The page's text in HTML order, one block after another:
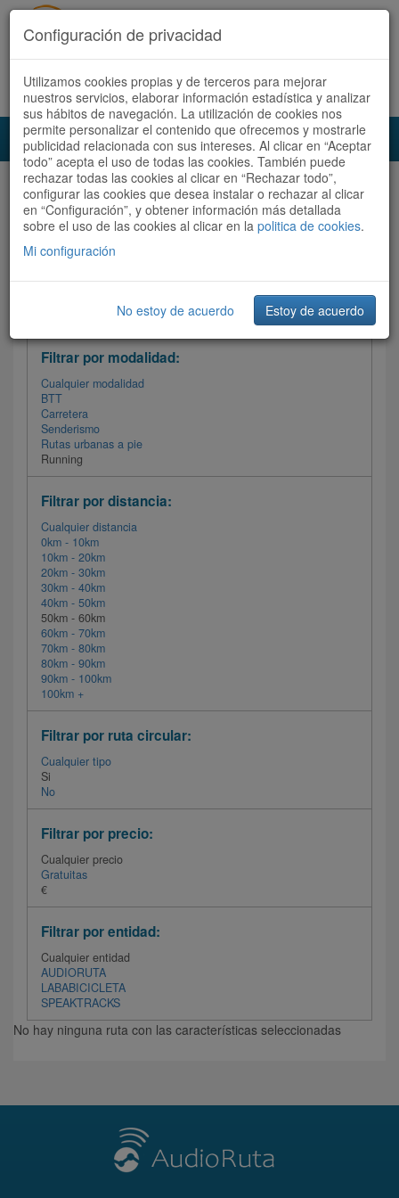
Acceder Registrate ahora Español | Català
Audioruta Todas las rutas
Todas las rutas Ordenar por:Más recientes
Filtrar las rutas
Filtrar por modalidad:
Cualquier modalidad
BTT
Carretera
Senderismo
Rutas urbanas a pie
Running
Filtrar por distancia:
Cualquier distancia
0km - 10km
10km - 20km
20km - 30km
30km - 40km
40km - 50km
50km - 60km
60km - 70km
70km - 80km
80km - 90km
90km - 100km
100km +
Filtrar por ruta circular:
Cualquier tipo
Si
No
Filtrar por precio:
Cualquier precio
Gratuitas
€
Filtrar por entidad:
Cualquier entidad
AUDIORUTA
LABABICICLETA
SPEAKTRACKS
No hay ninguna ruta con las características seleccionadas
Configuración de privacidad
Utilizamos cookies propias y de terceros para mejorar
nuestros servicios, elaborar información estadística y analizar
sus hábitos de navegación. La utilización de cookies nos
permite personalizar el contenido que ofrecemos y mostrarle
publicidad relacionada con sus intereses. Al clicar en “Aceptar
todo” acepta el uso de todas las cookies. También puede
rechazar todas las cookies al clicar en “Rechazar todo”,
configurar las cookies que desea instalar o rechazar al clicar
en “Configuración”, y obtener información más detallada
sobre el uso de las cookies al clicar en la politica de cookies.
Mi configuración
No estoy de acuerdo Estoy de acuerdo